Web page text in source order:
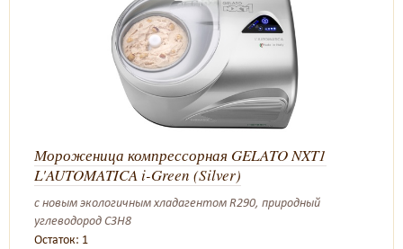
Мороженица компрессорная GELATO NXT1
L'AUTOMATICA i-Green (Silver)
с новым экологичным хладагентом R290, природный
углеводород C3H8
Остаток: 1